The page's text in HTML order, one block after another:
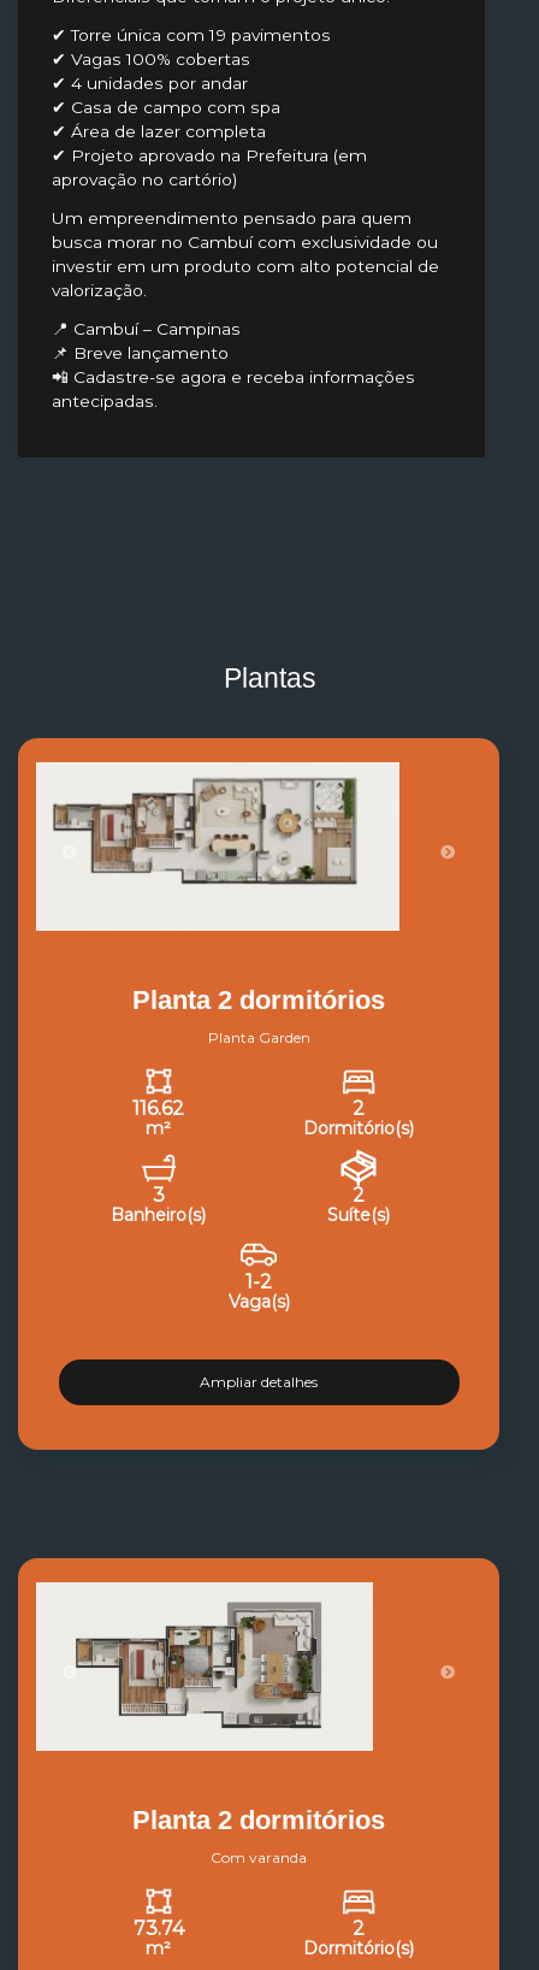
✔ Torre única com 19 pavimentos
✔ Vagas 100% cobertas
✔ 4 unidades por andar
✔ Casa de campo com spa
✔ Área de lazer completa
✔ Projeto aprovado na Prefeitura (em
aprovação no cartório)
Um empreendimento pensado para quem
busca morar no Cambuí com exclusividade ou
investir em um produto com alto potencial de
valorização.
📍 Cambuí – Campinas
📌 Breve lançamento
📲 Cadastre-se agora e receba informações
antecipadas.
Plantas
Planta 2 dormitórios
Planta Garden
116.62
m²
2
Dormitório(s)
3
Banheiro(s)
2
Suíte(s)
1-2
Vaga(s)
Ampliar detalhes
Planta 2 dormitórios
Com varanda
73.74
m²
2
Dormitório(s)